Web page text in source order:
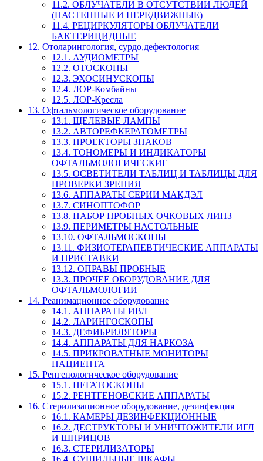
11.2. ОБЛУЧАТЕЛИ В ОТСУТСТВИИ ЛЮДЕЙ
(НАСТЕННЫЕ И ПЕРЕДВИЖНЫЕ)
11.4. РЕЦИРКУЛЯТОРЫ ОБЛУЧАТЕЛИ
БАКТЕРИЦИДНЫЕ
12. Отоларингология, сурдо,дефектология
12.1. АУДИОМЕТРЫ
12.2. ОТОСКОПЫ
12.3. ЭХОСИНУСКОПЫ
12.4. ЛОР-Комбайны
12.5. ЛОР-Кресла
13. Офтальмологическое оборудование
13.1. ЩЕЛЕВЫЕ ЛАМПЫ
13.2. АВТОРЕФКЕРАТОМЕТРЫ
13.3. ПРОЕКТОРЫ ЗНАКОВ
13.4. ТОНОМЕРЫ И ИНДИКАТОРЫ
ОФТАЛЬМОЛОГИЧЕСКИЕ
13.5. ОСВЕТИТЕЛИ ТАБЛИЦ И ТАБЛИЦЫ ДЛЯ
ПРОВЕРКИ ЗРЕНИЯ
13.6. АППАРАТЫ СЕРИИ МАКДЭЛ
13.7. СИНОПТОФОР
13.8. НАБОР ПРОБНЫХ ОЧКОВЫХ ЛИНЗ
13.9. ПЕРИМЕТРЫ НАСТОЛЬНЫЕ
13.10. ОФТАЛЬМОСКОПЫ
13.11. ФИЗИОТЕРАПЕВТИЧЕСКИЕ АППАРАТЫ
И ПРИСТАВКИ
13.12. ОПРАВЫ ПРОБНЫЕ
13.3. ПРОЧЕЕ ОБОРУДОВАНИЕ ДЛЯ
ОФТАЛЬМОЛОГИИ
14. Реанимационное оборудование
14.1. АППАРАТЫ ИВЛ
14.2. ЛАРИНГОСКОПЫ
14.3. ДЕФИБРИЛЯТОРЫ
14.4. АППАРАТЫ ДЛЯ НАРКОЗА
14.5. ПРИКРОВАТНЫЕ МОНИТОРЫ
ПАЦИЕНТА
15. Ренгенологическое оборудование
15.1. НЕГАТОСКОПЫ
15.2. РЕНТГЕНОВСКИЕ АППАРАТЫ
16. Стерилизационное оборудование, дезинфекция
16.1. КАМЕРЫ ДЕЗИНФЕКЦИОННЫЕ
16.2. ДЕСТРУКТОРЫ И УНИЧТОЖИТЕЛИ ИГЛ
И ШПРИЦОВ
16.3. СТЕРИЛИЗАТОРЫ
16.4. СУШИЛЬНЫЕ ШКАФЫ